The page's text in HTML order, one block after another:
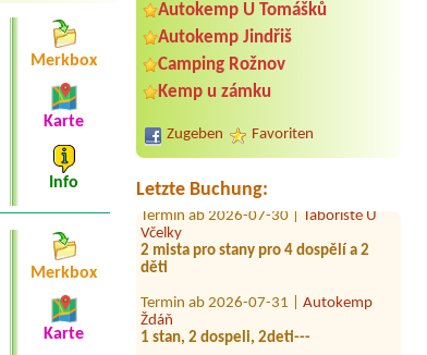
Autokemp U Tomášků
Autokemp Jindřiš
Camping Rožnov
Kemp u zámku
Zugeben Favoriten
Letzte Buchung:
Termin ab 2026-08-08 |
Koupališti
Termin ab 2026-08-05 |
Kristýna Jiránek
Termin ab 2026-07-29 |
CHABAŘOVICE
Termin ab 2026-07-30 |
Včelky
2 mista pro stany pro 4 dospělí a 2
děti
Ždáň
1 stan, 2 dospeli, 2deti---
Merkbox
Karte
Info
Merkbox
Karte